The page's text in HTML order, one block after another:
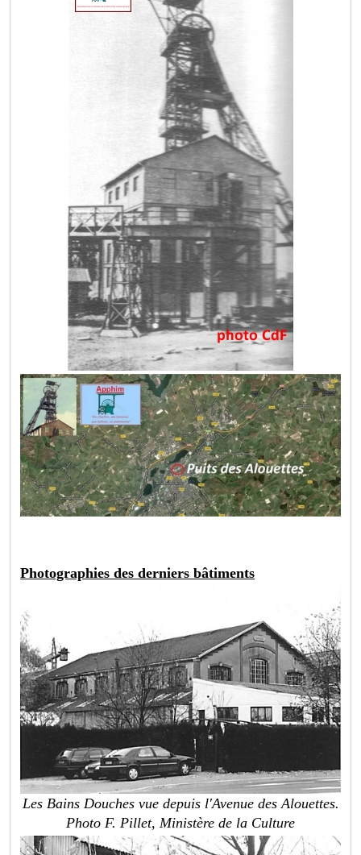
Photographies des derniers bâtiments
Les Bains Douches vue depuis l'Avenue des Alouettes.
Photo F. Pillet, Ministère de la Culture